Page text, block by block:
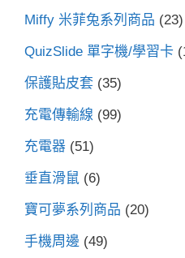
Miffy 米菲兔系列商品 (23)
QuizSlide 單字機/學習卡
保護貼皮套 (35)
充電傳輸線 (99)
充電器 (51)
垂直滑鼠 (6)
寶可夢系列商品 (20)
手機周邊 (49)